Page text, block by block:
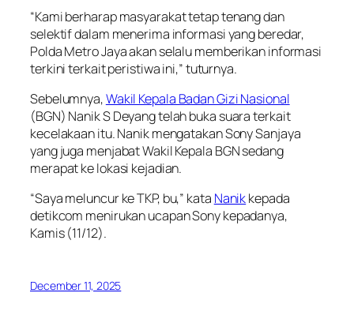
“Kami berharap masyarakat tetap tenang dan
selektif dalam menerima informasi yang beredar,
Polda Metro Jaya akan selalu memberikan informasi
terkini terkait peristiwa ini,” tuturnya.
Sebelumnya,Wakil Kepala Badan Gizi Nasional
(BGN) Nanik S Deyang telah buka suara terkait
kecelakaan itu. Nanik mengatakan Sony Sanjaya
yang juga menjabat Wakil Kepala BGN sedang
merapat ke lokasi kejadian.
“Saya meluncur ke TKP, bu,” kata Nanikkepada
detikcom menirukan ucapan Sony kepadanya,
Kamis (11/12).
December 11, 2025